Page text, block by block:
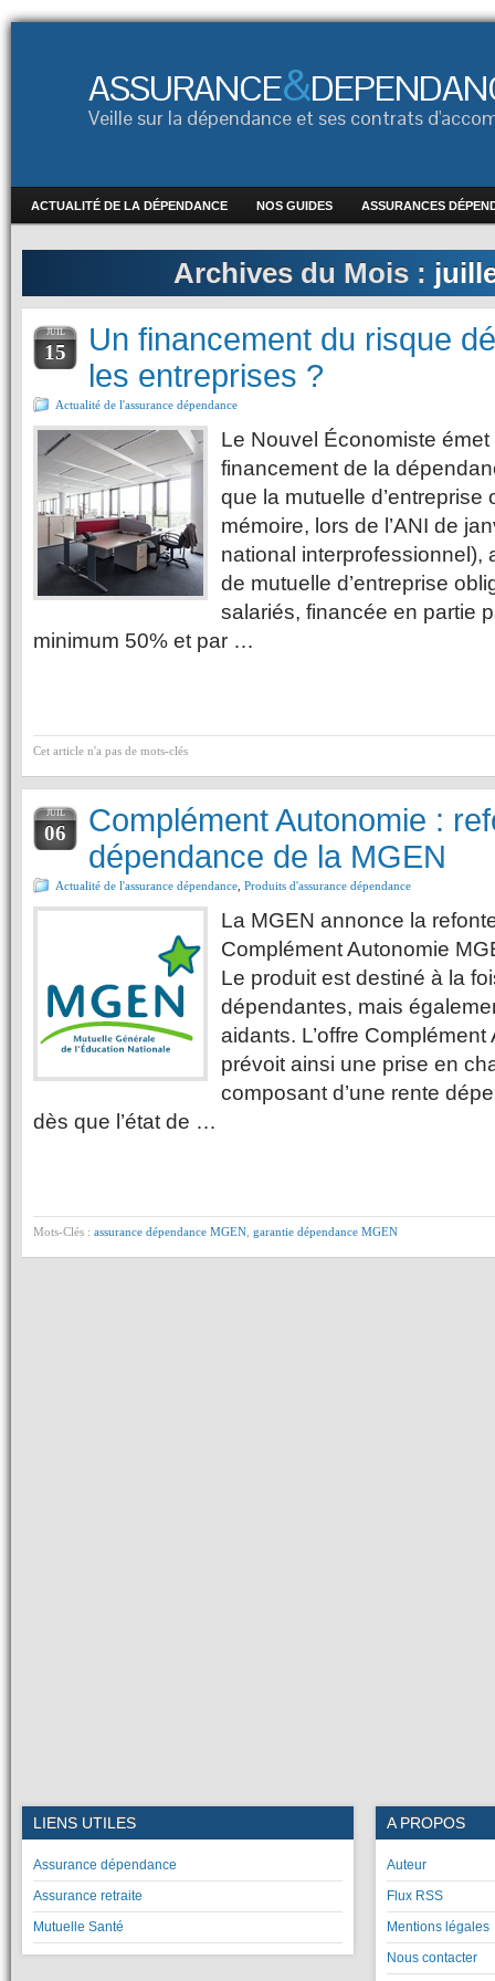
ASSURANCE&
Veille sur la dépendance et ses contrats
ACTUALITÉ DE LA DÉPENDANCE NOS GUIDES ASSURANCES
Archives du Mois :
JUIL
15
Un financement du risque
les entreprises ?
Actualité de l'assurance dépendance
Le Nouvel Économiste émet
financement de la
que la mutuelle d’entreprise
mémoire, lors de l’ANI de
national interprofessionnel),
de mutuelle d’entreprise
salariés, financée en partie
minimum 50% et par …
Cet article n'a pas de mots-clés
JUIL
06
Complément Autonomie :
dépendance de la MGEN
Actualité de l'assurance dépendance Produits d'assurance dépendance
La MGEN annonce la
Complément Autonomie
Le produit est destiné à la
dépendantes, mais
aidants. L’offre
prévoit ainsi une prise en
composant d’une rente
dès que l’état de …
Mots-Clés : assurance dépendance MGEN garantie dépendance MGEN
LIENS UTILES
Assurance dépendance
Assurance retraite
Mutuelle Santé
A PROPOS
Auteur
Flux RSS
Mentions légales
Nous contacter